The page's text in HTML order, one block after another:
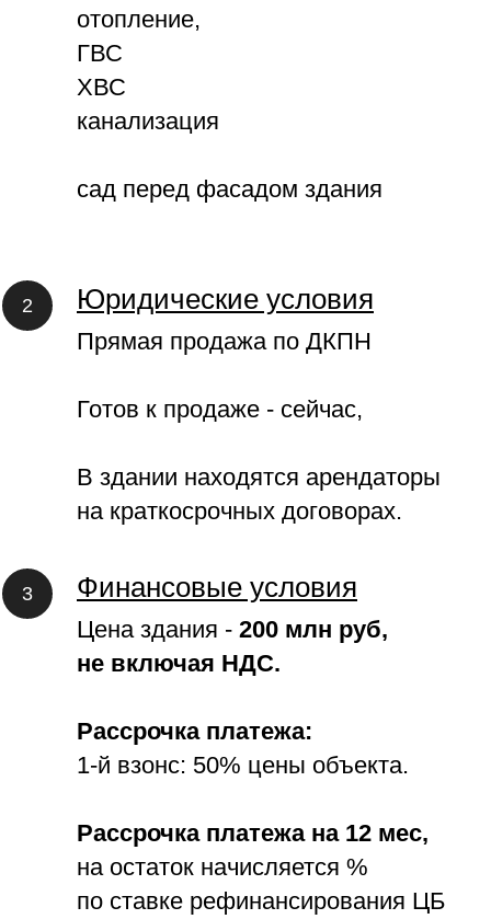
отопление,
ГВС
ХВС
канализация
сад перед фасадом здания
Юридические условия
Прямая продажа по ДКПН
Готов к продаже - сейчас,
В здании находятся арендаторы
на краткосрочных договорах.
Финансовые условия
Цена здания - 200 млн руб,
не включая НДС.
Рассрочка платежа:
1-й взонс: 50% цены объекта.
Рассрочка платежа на 12 мес,
на остаток начисляется %
по ставке рефинансирования ЦБ